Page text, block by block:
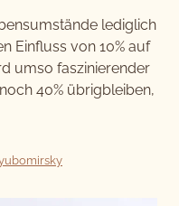
lediglich
Einfluss von 10% auf
umso faszinierender
40% übrigbleiben,